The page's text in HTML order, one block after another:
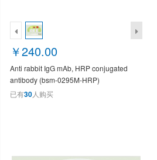
￥240.00
Anti rabbit IgG mAb, HRP conjugated
antibody (bsm-0295M-HRP)
已有30人购买